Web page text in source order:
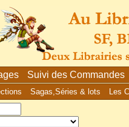
Suivi des Commandes
Sagas,Séries & lots Les